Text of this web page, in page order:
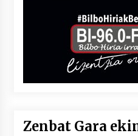
Zenbat Gara